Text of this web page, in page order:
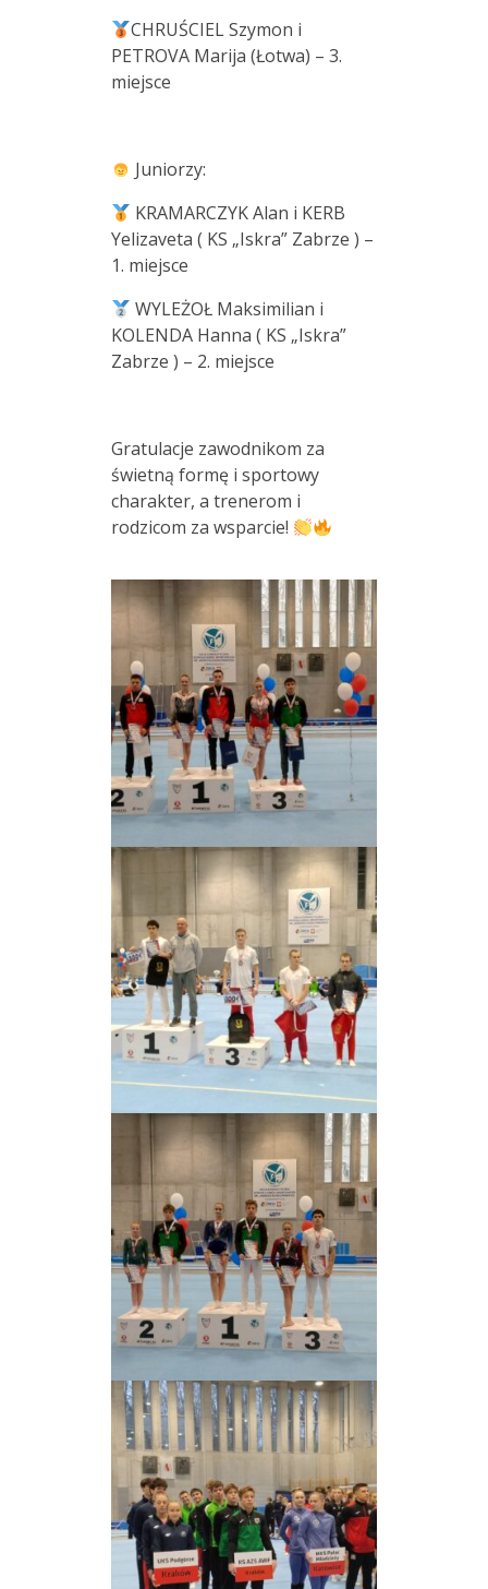
CHRUŚCIEL Szymon i
PETROVA Marija (Łotwa) – 3.
miejsce
Juniorzy:
KRAMARCZYK Alan i KERB
Yelizaveta ( KS „Iskra” Zabrze ) –
1. miejsce
WYLEŻOŁ Maksimilian i
KOLENDA Hanna ( KS „Iskra”
Zabrze ) – 2. miejsce
Gratulacje zawodnikom za
świetną formę i sportowy
charakter, a trenerom i
rodzicom za wsparcie!